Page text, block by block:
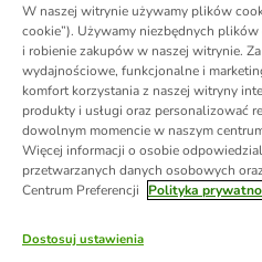
W naszej witrynie używamy plików
cookie”). Używamy niezbędnych
i robienie zakupów w naszej witrynie.
wydajnościowe, funkcjonalne i
komfort korzystania z naszej witryny
produkty i usługi oraz personalizować
dowolnym momencie w naszym
Więcej informacji o osobie
przetwarzanych danych osobowych
Centrum Preferencji
Polityka
Dostosuj ustawienia